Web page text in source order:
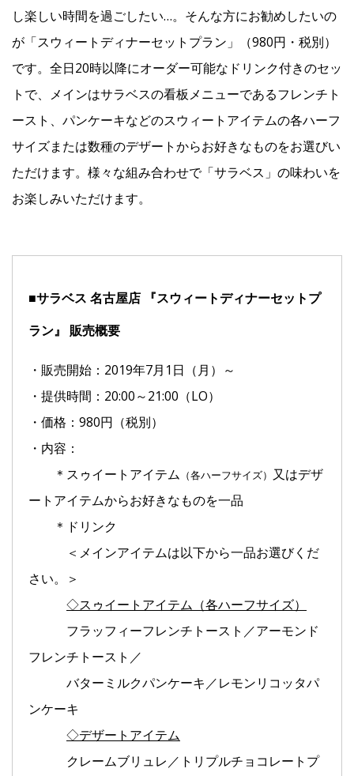
し楽しい時間を過ごしたい…。そんな方にお勧めしたいの
が「スウィートディナーセットプラン」（980円・税別）
です。全日20時以降にオーダー可能なドリンク付きのセッ
トで、メインはサラベスの看板メニューであるフレンチト
ースト、パンケーキなどのスウィートアイテムの各ハーフ
サイズまたは数種のデザートからお好きなものをお選びい
ただけます。様々な組み合わせで「サラベス」の味わいを
お楽しみいただけます。
■サラベス 名古屋店 『スウィートディナーセットプ
ラン』 販売概要
・販売開始：2019年7月1日（月）～
・提供時間：20:00～21:00（LO）
・価格：980円（税別）
・内容：
＊スゥイートアイテム （各ハーフサイズ） 又はデザ
ートアイテムからお好きなものを一品
＊ドリンク
＜メインアイテムは以下から一品お選びくだ
さい。＞
◇スゥイートアイテム（各ハーフサイズ）
フラッフィーフレンチトースト／アーモンド
フレンチトースト／
バターミルクパンケーキ／レモンリコッタパ
ンケーキ
◇デザートアイテム
クレームブリュレ／トリプルチョコレートプ